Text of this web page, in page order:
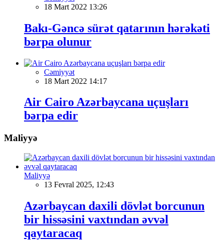
18 Mart 2022 13:26
Bakı-Gəncə sürət qatarının hərəkəti
bərpa olunur
Cəmiyyət
18 Mart 2022 14:17
Air Cairo Azərbaycana uçuşları
bərpa edir
Maliyyə
Maliyyə
13 Fevral 2025, 12:43
Azərbaycan daxili dövlət borcunun
bir hissəsini vaxtından əvvəl
qaytaracaq